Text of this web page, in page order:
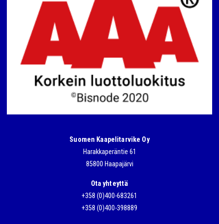
Suomen Kaapelitarvike Oy
Harakkaperäntie 61
85800 Haapajärvi
Ota yhteyttä
+358 (0)400-683261
+358 (0)400-398889